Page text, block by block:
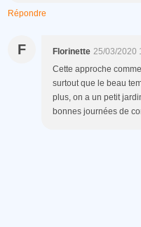
Répondre
F Florinette 25/03/2020
Cette approche
surtout que le beau
plus, on a un petit
bonnes journées de